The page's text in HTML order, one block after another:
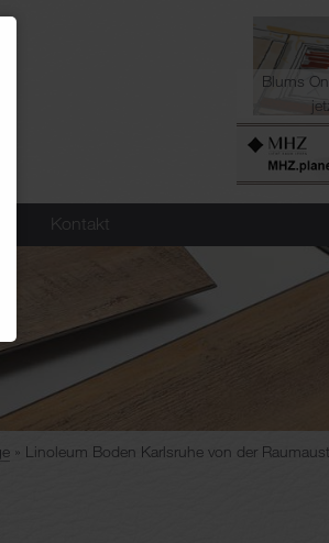
Blums
Kontakt
Linoleum Boden Karlsruhe von der